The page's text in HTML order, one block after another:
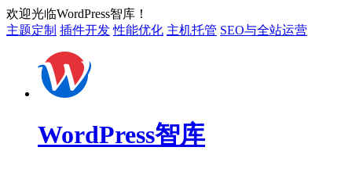
欢迎光临WordPress智库！
主题定制 插件开发 性能优化 主机托管 SEO与全站运营
WordPress智库